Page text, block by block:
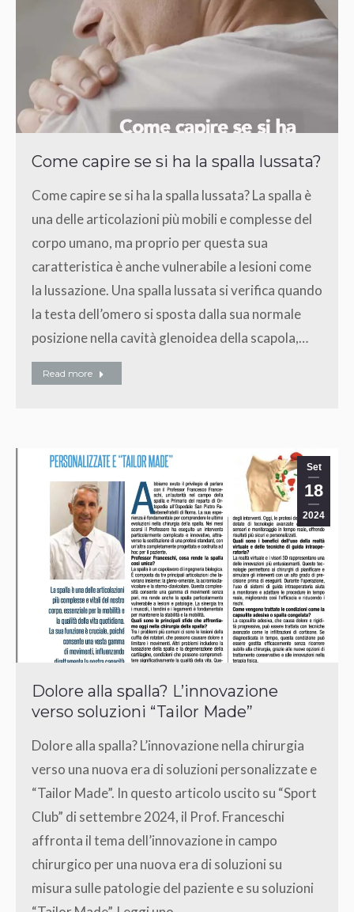
Come capire se si ha la spalla lussata?
Come capire se si ha la spalla lussata? La spalla è
una delle articolazioni più mobili e complesse del
corpo umano, ma proprio per questa sua
caratteristica è anche vulnerabile a lesioni come
la lussazione. Una spalla lussata si verifica quando
la testa dell’omero si sposta dalla sua normale
posizione nella cavità glenoidea della scapola,…
Read more
Set
18
2024
Dolore alla spalla? L’innovazione
verso soluzioni “Tailor Made”
Dolore alla spalla? L’innovazione nella chirurgia
verso una nuova era di soluzioni personalizzate e
“Tailor Made”. In questo articolo uscito su “Sport
Club” di settembre 2024, il Prof. Franceschi
affronta il tema dell’innovazione in campo
chirurgico per una nuova era di soluzioni su
misura sulle patologie del paziente e su soluzioni